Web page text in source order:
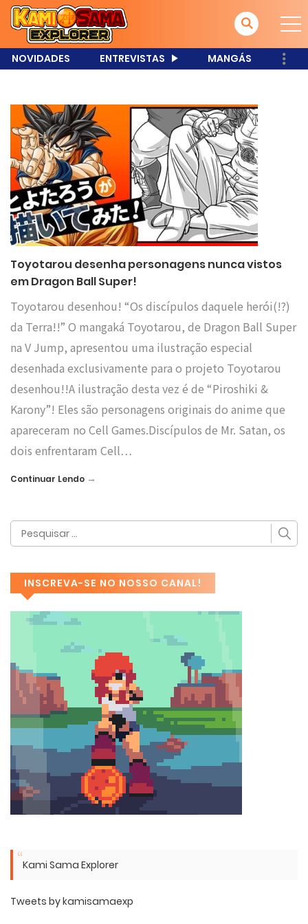
NOVIDADES ENTREVISTAS MANGÁS
Toyotarou desenha personagens nunca vistos
em Dragon Ball Super!
Toyotarou desenhou! “Os discípulos daquele herói(!?)
da Terra!!” O mangaká Toyotarou, de Dragon Ball Super
na V Jump, apresentou uma ilustração especial
desenhada exclusivamente para o projeto Toyotarou
desenhou!!A ilustração desta vez é de “Piroshiki &
Karony”! Eles são personagens originais do anime que
apareceram no Cell Games.Discípulos de Mr. Satan, os
dois enfrentaram Cell…
Continuar Lendo →
INSCREVA-SE NO NOSSO CANAL!
Kami Sama Explorer
Tweets by kamisamaexp